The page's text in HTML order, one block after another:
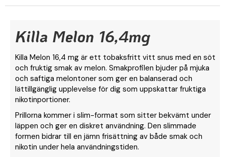
Killa Melon 16,4mg
Killa Melon 16,4 mg är ett tobaksfritt vitt snus med en söt
och fruktig smak av melon. Smakprofilen bjuder på mjuka
och saftiga melontoner som ger en balanserad och
lättillgänglig upplevelse för dig som uppskattar fruktiga
nikotinportioner.
Prillorna kommer i slim-format som sitter bekvämt under
läppen och ger en diskret användning. Den slimmade
formen bidrar till en jämn frisättning av både smak och
nikotin under hela användningstiden.